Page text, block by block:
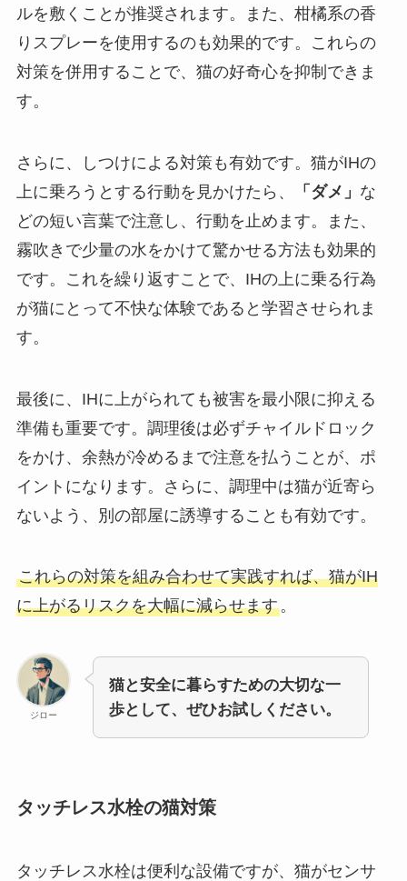
ルを敷くことが推奨されます。また、柑橘系の香
りスプレーを使用するのも効果的です。これらの
対策を併用することで、猫の好奇心を抑制できま
す。
さらに、しつけによる対策も有効です。猫がIHの
上に乗ろうとする行動を見かけたら、
「ダメ」 な
どの短い言葉で注意し、行動を止めます。また、
霧吹きで少量の水をかけて驚かせる方法も効果的
です。これを繰り返すことで、IHの上に乗る行為
が猫にとって不快な体験であると学習させられま
す。
最後に、IHに上がられても被害を最小限に抑える
準備も重要です。調理後は必ずチャイルドロック
をかけ、余熱が冷めるまで注意を払うことが、ポ
イントになります。さらに、調理中は猫が近寄ら
ないよう、別の部屋に誘導することも有効です。
これらの対策を組み合わせて実践すれば、猫がIH
に上がるリスクを大幅に減らせます。
ジロー
猫と安全に暮らすための大切な一
歩として、ぜひお試しください。
タッチレス水栓の猫対策
タッチレス水栓は便利な設備ですが、猫がセンサ